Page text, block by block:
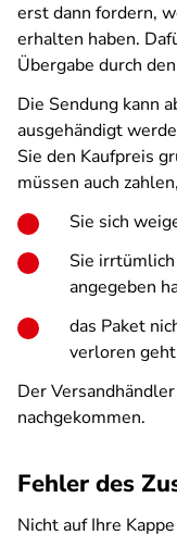
erst dann fordern,
erhalten haben.
Übergabe durch
Die Sendung kann
ausgehändigt
Sie den Kaufpreis
müssen auch
Sie sich
Sie
angegeben
das Paket
verloren
Der
nachgekommen.
Fehler des
Nicht auf Ihre